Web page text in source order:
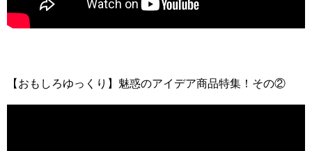
【おもしろゆっくり】魅惑のアイデア商品特集！その②